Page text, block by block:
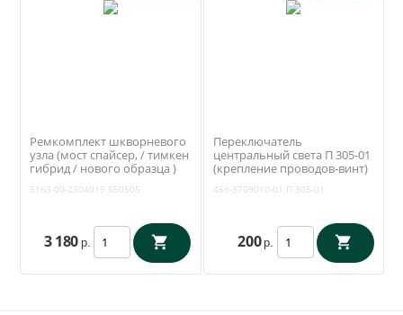
Ремкомплект шкворневого
узла (мост спайсер, / тимкен
гибрид / нового образца )
шкворневой ключ) (RedBTR)
3163-00-2304019 550505
3 180 р.
Переключатель
центральный света П 305-01
(крепление проводов-винт)
3709010-01
469-3709010-01 П 305-01
200 р.